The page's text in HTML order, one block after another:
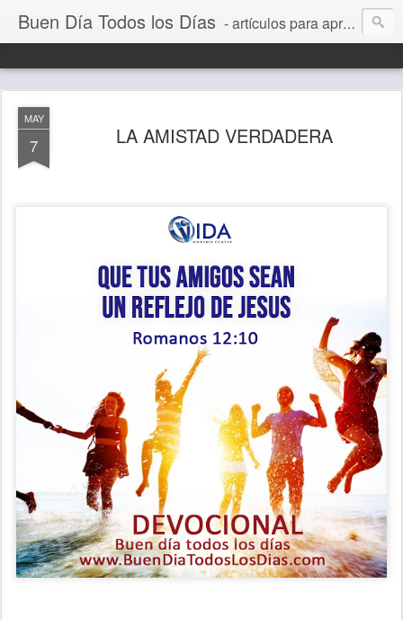
Buen Día Todos los Días - artículos para aprender a vivir mejor, un día a la vez. Por Juan C Quintero
MAY
7 LA AMISTAD VERDADERA